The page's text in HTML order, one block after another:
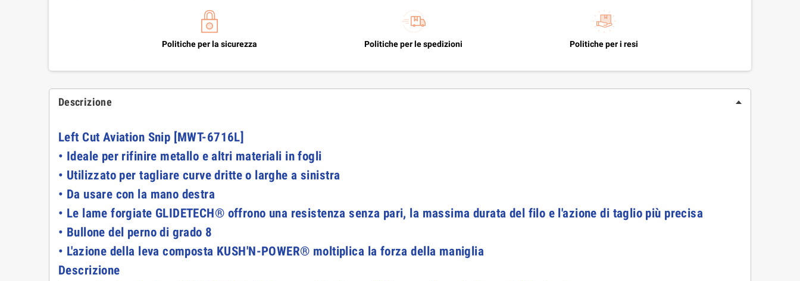
Politiche per la sicurezza Politiche per le spedizioni Politiche per i resi
Descrizione
Left Cut Aviation Snip [MWT-6716L]
• Ideale per rifinire metallo e altri materiali in fogli
• Utilizzato per tagliare curve dritte o larghe a sinistra
• Da usare con la mano destra
• Le lame forgiate GLIDETECH® offrono una resistenza senza pari, la massima durata del filo e l'azione di taglio più precisa
• Bullone del perno di grado 8
• L'azione della leva composta KUSH'N-POWER® moltiplica la forza della maniglia
Descrizione